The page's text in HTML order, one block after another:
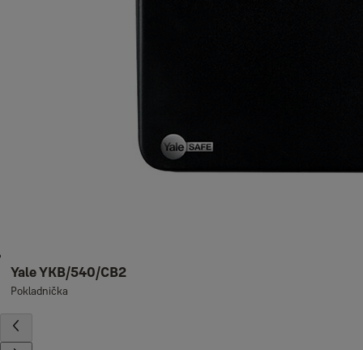
Yale YKB/540/CB2
Pokladnička